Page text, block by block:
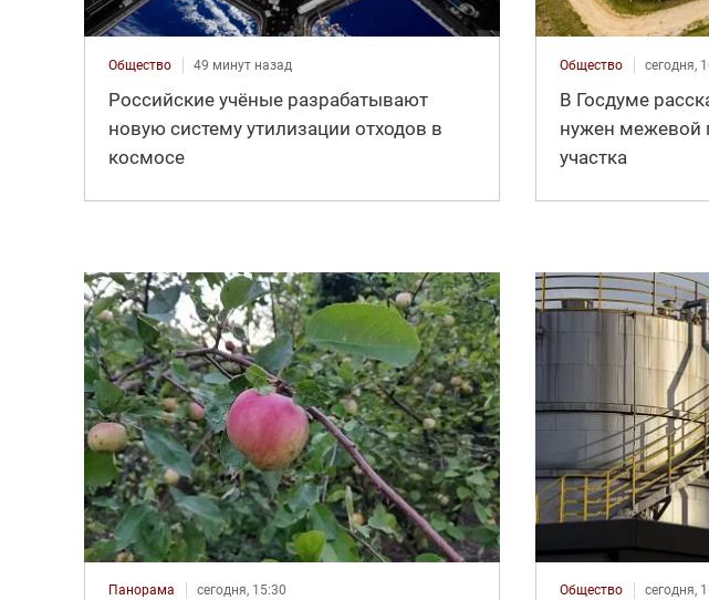
Общество 49 минут назад
Российские учёные разрабатывают
новую систему утилизации отходов в
космосе
Общество сегодня,
В Госдуме
нужен межевой
участка
Панорама сегодня, 15:30 Общество сегодня,